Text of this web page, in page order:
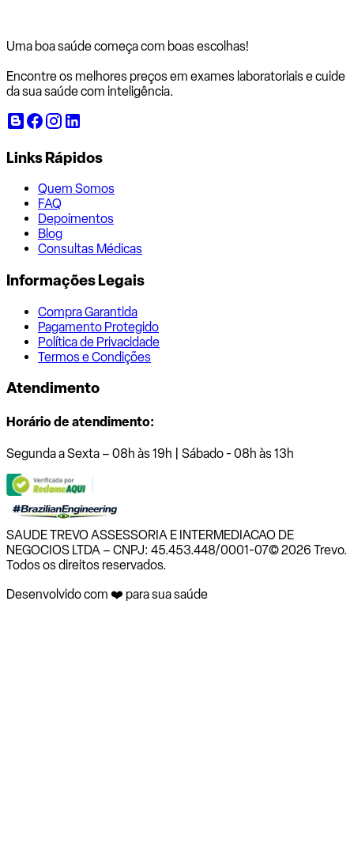
Uma boa saúde começa com boas escolhas!
Encontre os melhores preços em exames laboratoriais e cuide
da sua saúde com inteligência.
Links Rápidos
Quem Somos
FAQ
Depoimentos
Blog
Consultas Médicas
Informações Legais
Compra Garantida
Pagamento Protegido
Política de Privacidade
Termos e Condições
Atendimento
Horário de atendimento:
Segunda a Sexta – 08h às 19h | Sábado - 08h às 13h
SAUDE TREVO ASSESSORIA E INTERMEDIACAO DE
NEGOCIOS LTDA – CNPJ: 45.453.448/0001-07© 2026 Trevo.
Todos os direitos reservados.
Desenvolvido com ❤️ para sua saúde